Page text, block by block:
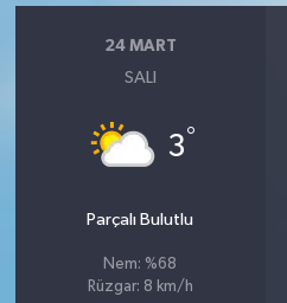
24 MART
SALI
3°
Parçalı Bulutlu
Nem: %68
Rüzgar: 8 km/h